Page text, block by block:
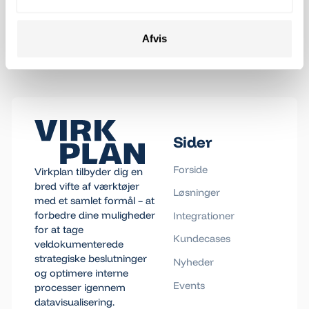
Afvis
Virkplan tilbyder dig en
bred vifte af værktøjer
med et samlet formål – at
forbedre dine muligheder
for at tage
veldokumenterede
strategiske beslutninger
og optimere interne
processer igennem
datavisualisering.
Sider
Forside
Løsninger
Integrationer
Kundecases
Nyheder
Events